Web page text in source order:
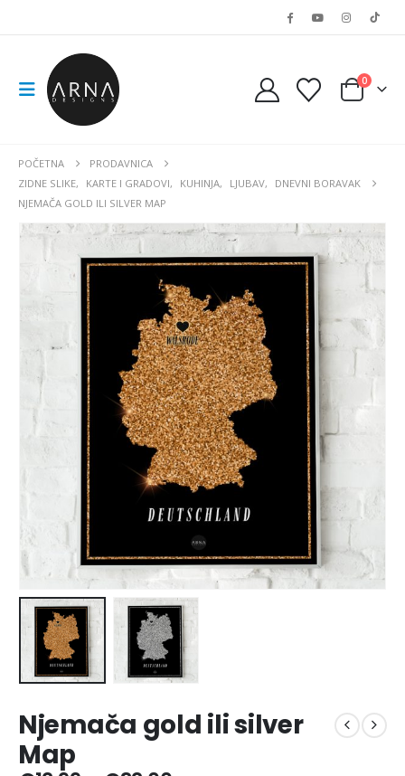
0
POČETNA
PRODAVNICA
ZIDNE SLIKE, KARTE I GRADOVI, KUHINJA, LJUBAV,
DNEVNI BORAVAK
NJEMAČA GOLD ILI SILVER MAP
Njemača gold ili silver
Map